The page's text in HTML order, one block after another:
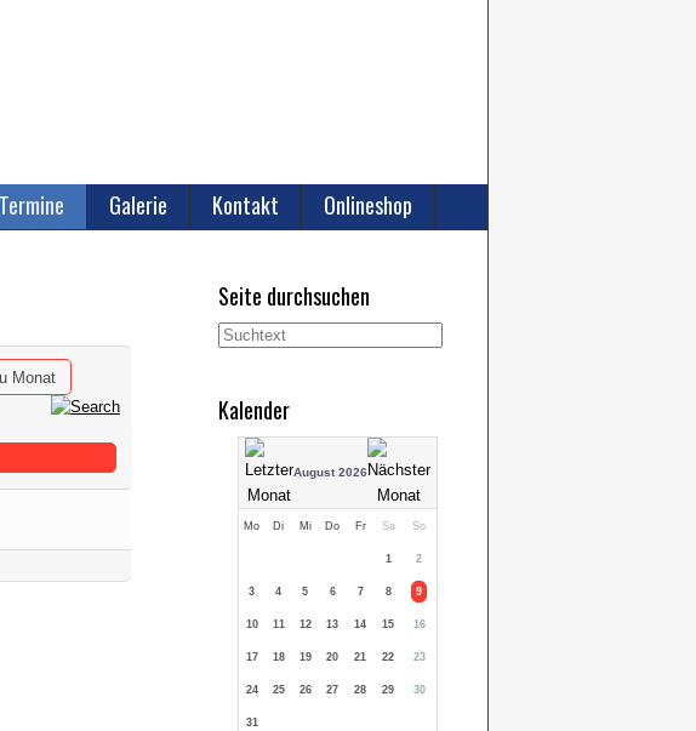
Termine Galerie Kontakt Onlineshop
Monat
Seite durchsuchen
Kalender
August 2026
Mo Di Mi Do Fr Sa So
1 2
3 4 5 6 7 8 9
10 11 12 13 14 15 16
17 18 19 20 21 22 23
24 25 26 27 28 29 30
31